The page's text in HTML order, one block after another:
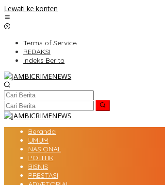
Lewati ke konten
Terms of Service
REDAKSI
Indeks Berita
Beranda
UMUM
NASIONAL
POLITIK
BISNIS
PRESTASI